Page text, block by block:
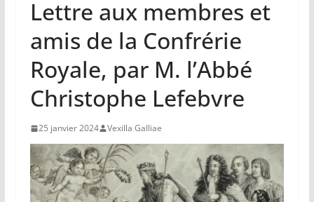
Lettre aux membres et
amis de la Confrérie
Royale, par M. l’Abbé
Christophe Lefebvre
25 janvier 2024 Vexilla Galliae